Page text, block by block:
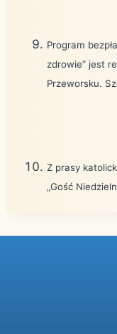
Program
zdrowie” jest
Przeworsku.
Z prasy
„Gość